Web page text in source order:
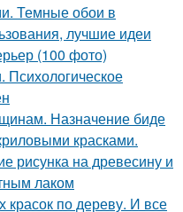
Темные обои в
лучшие идеи
(100 фото)
Назначение биде
красками.
рисунка на древесину и
лаком
по дереву. И все